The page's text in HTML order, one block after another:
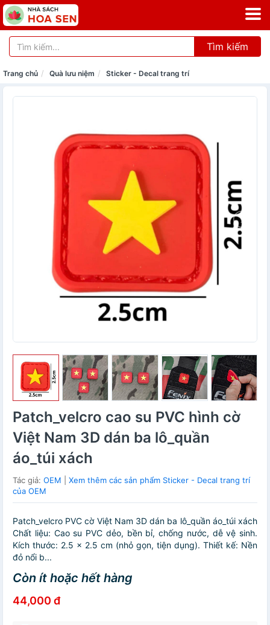
Tìm kiếm
Trang chủ Quà lưu niệm Sticker - Decal trang trí
Patch_velcro cao su PVC hình cờ
Việt Nam 3D dán ba lô_quần
áo_túi xách
Tác giả: OEM
Xem thêm các sản phẩm Sticker - Decal trang trí
của OEM
Patch_velcro PVC cờ Việt Nam 3D dán ba lô_quần áo_túi xách
Chất liệu: Cao su PVC dẻo, bền bỉ, chống nước, dễ vệ sinh.
Kích thước: 2.5 x 2.5 cm (nhỏ gọn, tiện dụng). Thiết kế: Nền
đỏ nổi b...
Còn ít hoặc hết hàng
44,000 đ